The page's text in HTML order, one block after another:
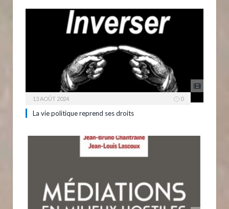
13 AOÛT 2024 0
La vie politique reprend ses droits